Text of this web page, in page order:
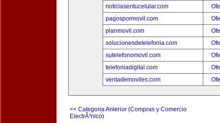
noticiasentucelular.com
pagospormovil.com
planmovil.com
solucionesdetelefonia.com
sutelefonomovil.com
telefoniadigital.com
ventademoviles.com
<< Categoria Anterior (Compras y Comercio
ElectrÃ³nico)